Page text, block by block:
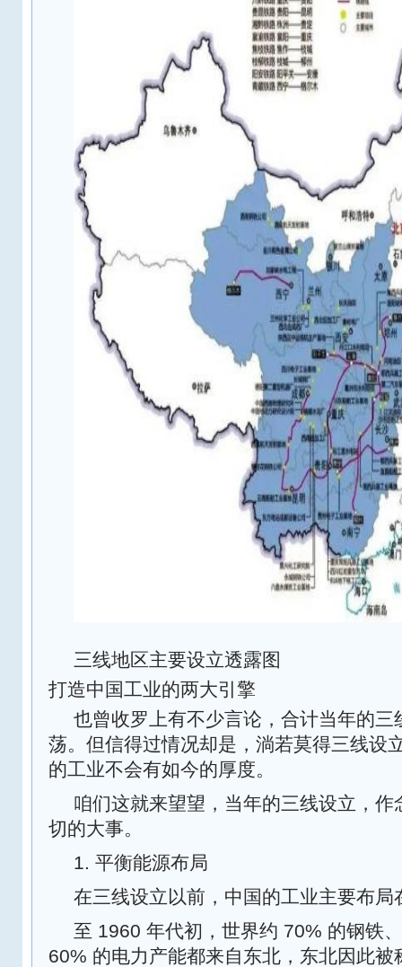
三线地区主要设立透露图
打造中国工业的两大引擎
也曾收罗上有不少言论，合计当年的三
荡。但信得过情况却是，淌若莫得三线设
的工业不会有如今的厚度。
咱们这就来望望，当年的三线设立，作
切的大事。
1. 平衡能源布局
在三线设立以前，中国的工业主要布局
至 1960 年代初，世界约 70% 的钢铁
60% 的电力产能都来自东北，东北因此被